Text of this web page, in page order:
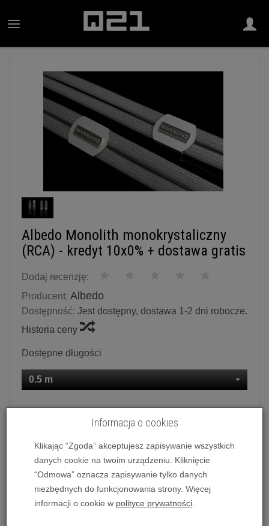
Albedo Monolith monokrystaliczny
(RCA) - kredyt 10x0% + dostawa gratis
Dodaj recenzję:
Producent: Albedo
Dostępność: Jest dostępny, dostawa 1-2 dni robocze.
Historia ceny
Dostępne długości
0.5 m
Ilość:
3 440,00 zł/ kpl.
dodaj do koszyka
Informacja o cookies
Klikając “Zgoda” akceptujesz zapisywanie wszystkich
danych cookie na twoim urządzeniu. Kliknięcie
“Odmowa” oznacza zapisywanie tylko danych
niezbędnych do funkcjonowania strony. Więcej
informacji o cookie w polityce prywatności